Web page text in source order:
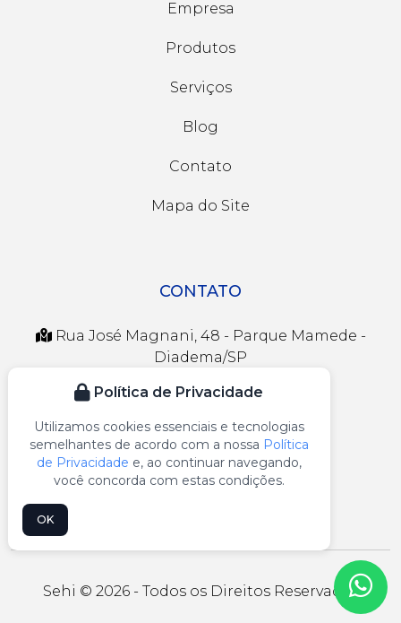
Empresa
Produtos
Serviços
Blog
Contato
Mapa do Site
CONTATO
Rua José Magnani, 48 - Parque Mamede -
Diadema/SP
sehi@sehi.com.br
(11) 4056-4767
(11) 96350-3384
Sehi © 2026 - Todos os Direitos Reservados
Política de Privacidade
Utilizamos cookies essenciais e tecnologias
semelhantes de acordo com a nossa Política
de Privacidade e, ao continuar navegando,
você concorda com estas condições.
OK